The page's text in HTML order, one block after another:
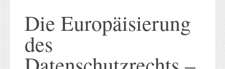
Die Europäisierung
des